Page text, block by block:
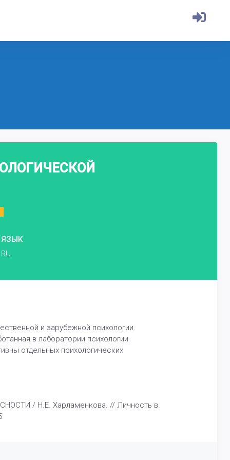
ЯЗЫК
RU
и зарубежной психологии.
в лаборатории психологии
отдельных психологических
/ Н.Е. Харламенкова. // Личность в